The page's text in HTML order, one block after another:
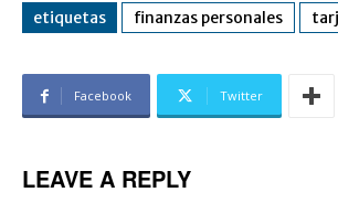
etiquetas finanzas personales
Facebook Twitter
LEAVE A REPLY